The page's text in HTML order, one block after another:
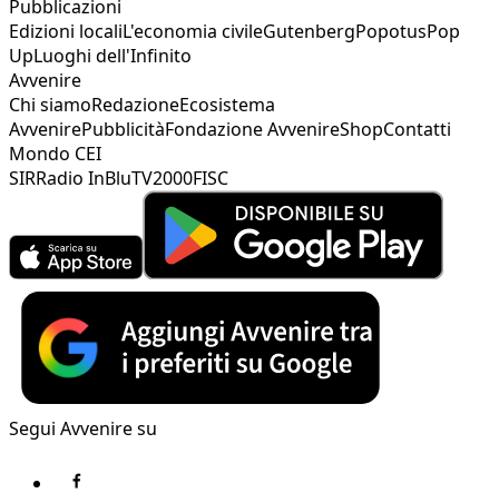
Pubblicazioni
Edizioni localiL'economia civileGutenbergPopotusPop
UpLuoghi dell'Infinito
Avvenire
Chi siamoRedazioneEcosistema
AvvenirePubblicitàFondazione AvvenireShopContatti
Mondo CEI
SIRRadio InBluTV2000FISC
Segui Avvenire su